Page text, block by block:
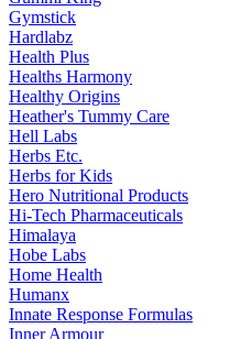
Gymstick
Hardlabz
Health Plus
Healths Harmony
Healthy Origins
Heather's Tummy Care
Hell Labs
Herbs Etc.
Herbs for Kids
Hero Nutritional Products
Hi-Tech Pharmaceuticals
Himalaya
Hobe Labs
Home Health
Humanx
Innate Response Formulas
Inner Armour